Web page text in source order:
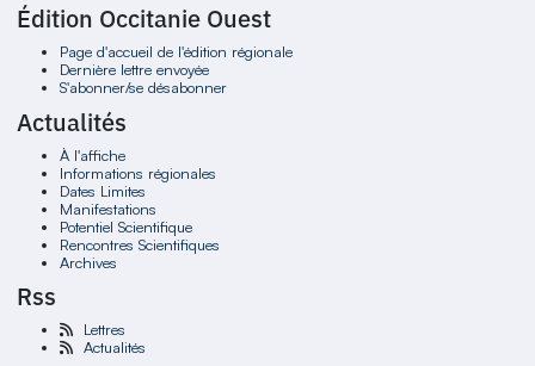
Édition Occitanie Ouest
Page d'accueil de l'édition régionale
Dernière lettre envoyée
S'abonner/se désabonner
Actualités
À l'affiche
Informations régionales
Dates Limites
Manifestations
Potentiel Scientifique
Rencontres Scientifiques
Archives
Rss
Lettres
Actualités